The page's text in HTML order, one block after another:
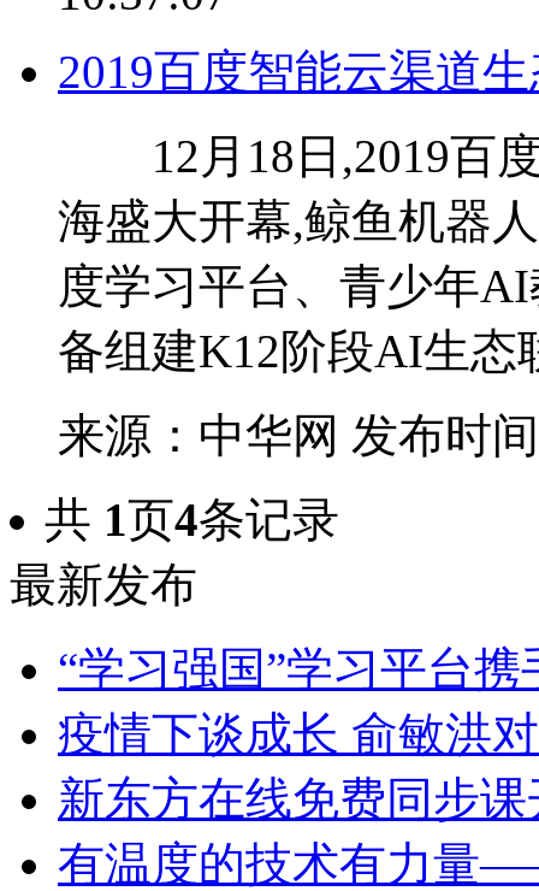
2019百度智能云渠道
12月18日,2019百度
海盛大开幕,鲸鱼机器
度学习平台、青少年
备组建K12阶段AI生态
来源：中华网 发布时
共 1页4条记录
最新发布
​“学习强国”学习平台携
疫情下谈成长 俞敏洪
新东方在线免费同步
有温度的技术有力量